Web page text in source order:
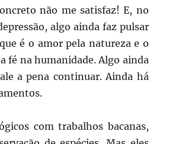
não me satisfaz! E, no
algo ainda faz pulsar
é o amor pela natureza e o
fé na humanidade. Algo ainda
a pena continuar. Ainda há
com trabalhos bacanas,